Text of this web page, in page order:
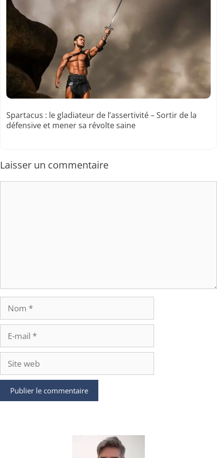
Spartacus : le gladiateur de l’assertivité – Sortir de la
défensive et mener sa révolte saine
Laisser un commentaire
mail
Site
web